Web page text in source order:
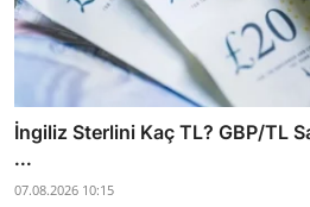
İngiliz Sterlini Kaç TL? GBP/TL
...
07.08.2026 10:15